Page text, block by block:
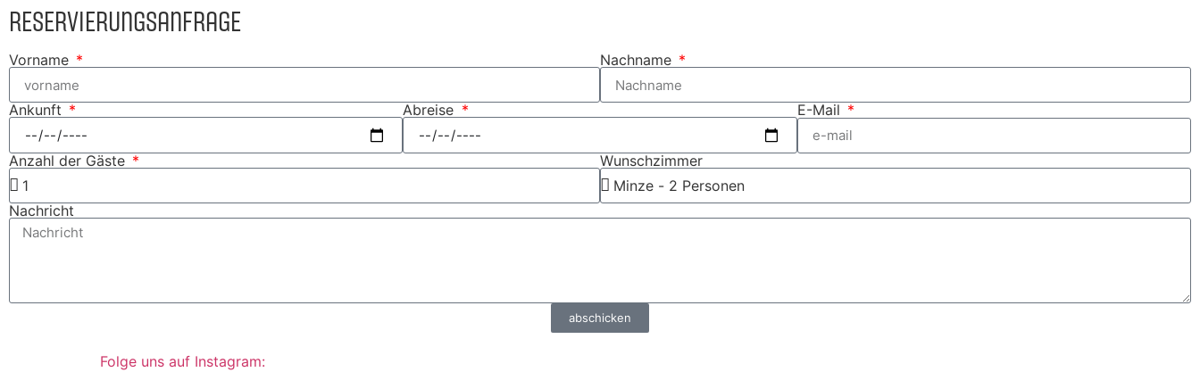
Reservierungsanfrage
Vorname Nachname
Ankunft Abreise E-Mail
Anzahl der Gäste Wunschzimmer
Nachricht
abschicken
Folge uns auf Instagram: